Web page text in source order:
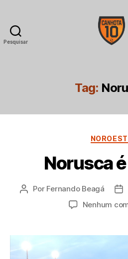
Pesquisar
Tag:
Norusca
Autor
Por Fernando Beagá
Nenhum